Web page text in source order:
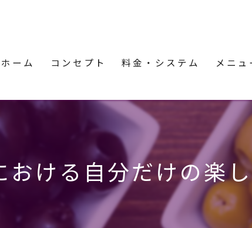
ホーム コンセプト 料金・システム メニュ
おける自分だけの楽